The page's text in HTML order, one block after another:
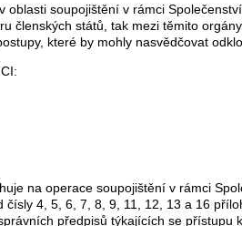
oblasti soupojištění v rámci
členských států, tak mezi těmito
které by mohly nasvědčovat
na operace soupojištění v rámci
čísly 4, 5, 6, 7, 8, 9, 11, 12, 13 a 16
předpisů týkajících se přístupu